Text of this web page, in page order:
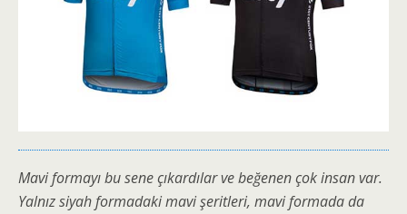
Mavi formayı bu sene çıkardılar ve beğenen çok insan var.
Yalnız siyah formadaki mavi şeritleri, mavi formada da